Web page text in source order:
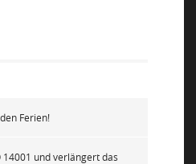
Ferien!
und verlängert das